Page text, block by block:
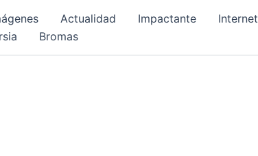
Actualidad Impactante Internet
Bromas